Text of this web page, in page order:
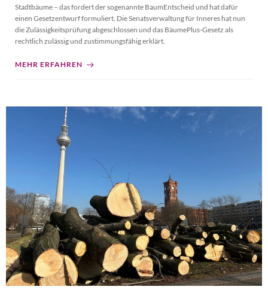
Stadtbäume – das fordert der sogenannte BaumEntscheid und hat dafür
einen Gesetzentwurf formuliert. Die Senatsverwaltung für Inneres hat nun
die Zulässigkeitsprüfung abgeschlossen und das BäumePlus-Gesetz als
rechtlich zulässig und zustimmungsfähig erklärt.
MEHR ERFAHREN